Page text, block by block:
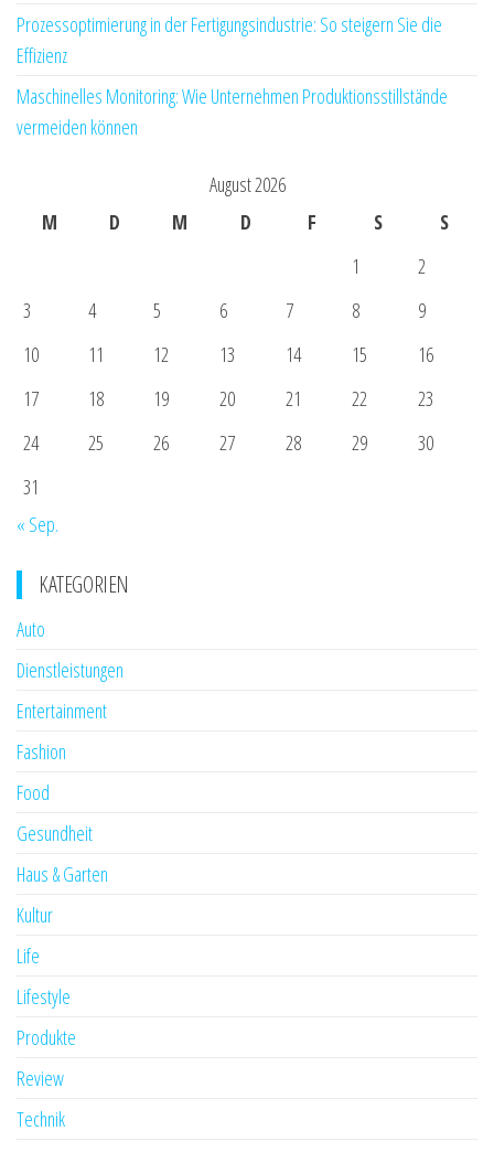
Prozessoptimierung in der Fertigungsindustrie: So steigern Sie die
Effizienz
Maschinelles Monitoring: Wie Unternehmen Produktionsstillstände
vermeiden können
August 2026
M
D M D F S
S
1
2
3
4 5 6 7 8
9
10
11 12 13 14 15
16
17
18 19 20 21 22
23
24
25 26 27 28 29
30
31
« Sep.
KATEGORIEN
Auto
Dienstleistungen
Entertainment
Fashion
Food
Gesundheit
Haus & Garten
Kultur
Life
Lifestyle
Produkte
Review
Technik